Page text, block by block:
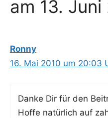
am 13. Juni
Ronny
16. Mai 2010 um 20:03
Dan­ke Dir für den
Hof­fe natür­lich auf